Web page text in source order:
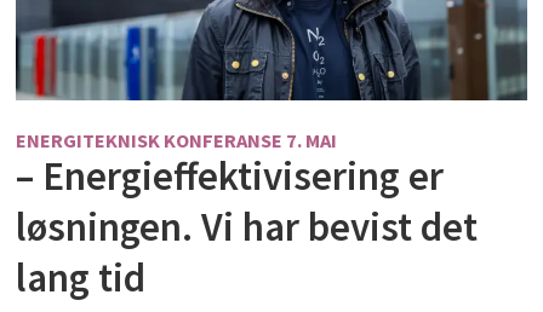
ENERGITEKNISK KONFERANSE 7. MAI
– Energieffektivisering er
løsningen. Vi har bevist det
lang tid